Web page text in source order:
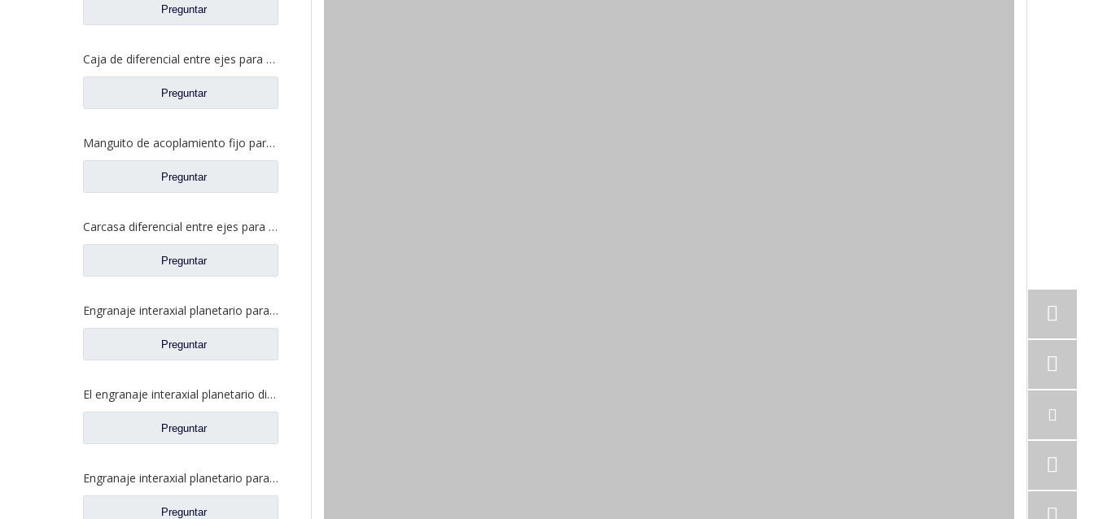
Preguntar
Caja de diferencial entre ejes para piezas de camiones Fuwa AY0412M0-8
Preguntar
Manguito de acoplamiento fijo para repuestos de camiones Ford 2SBF0052M0-0
Preguntar
Carcasa diferencial entre ejes para piezas de camiones Fuwa AZ0042M0-8
Preguntar
Engranaje interaxial planetario para piezas de camiones Fuwa CF0001M0-5
Preguntar
El engranaje interaxial planetario diferencial de Interaxle para el camión de Fuwa parte CF0402M0-0
Preguntar
Engranaje interaxial planetario para piezas de camiones Fuwa 2SCF0040M0-8
Preguntar